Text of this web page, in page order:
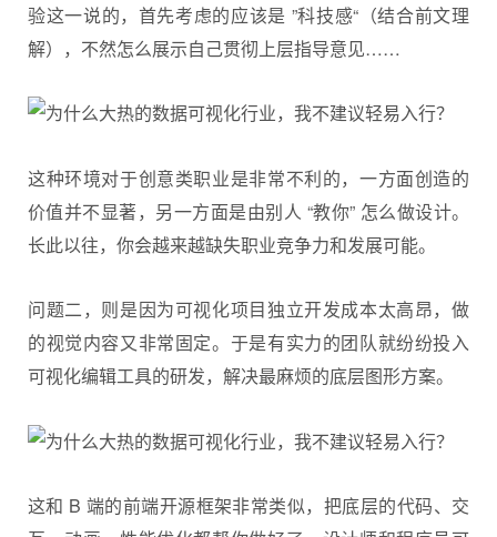
验这一说的，首先考虑的应该是 ”科技感“（结合前文理
解），不然怎么展示自己贯彻上层指导意见……
这种环境对于创意类职业是非常不利的，一方面创造的
价值并不显著，另一方面是由别人 “教你” 怎么做设计。
长此以往，你会越来越缺失职业竞争力和发展可能。
问题二，则是因为可视化项目独立开发成本太高昂，做
的视觉内容又非常固定。于是有实力的团队就纷纷投入
可视化编辑工具的研发，解决最麻烦的底层图形方案。
这和 B 端的前端开源框架非常类似，把底层的代码、交